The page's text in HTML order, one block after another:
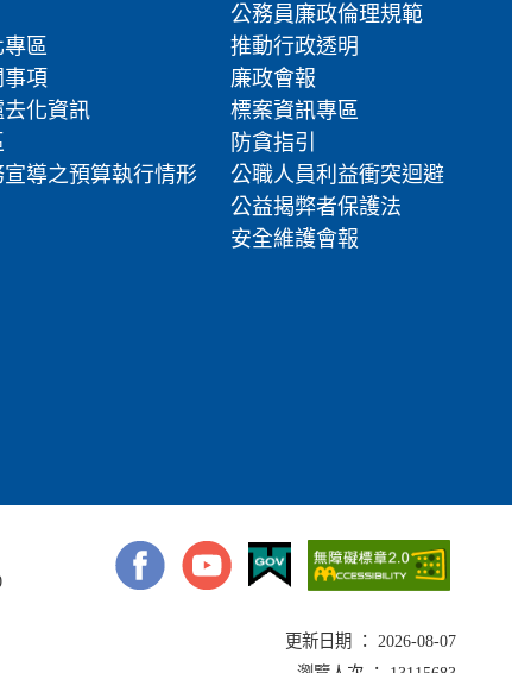
區
項
去化資訊
導之預算執行情形
公務員廉政倫理規範
推動行政透明
廉政會報
標案資訊專區
防貪指引
公職人員利益衝突迴避
公益揭弊者保護法
安全維護會報
更新日期 ： 2026-08-07